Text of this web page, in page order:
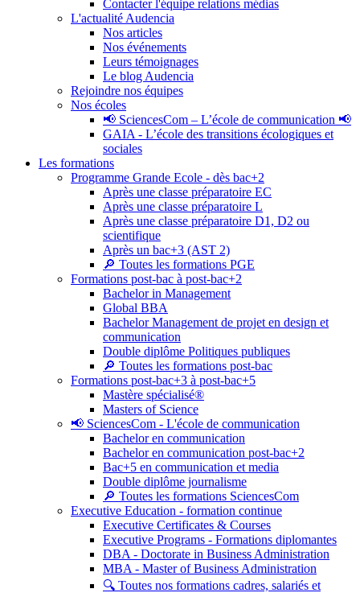
Contacter l'équipe relations médias
L'actualité Audencia
Nos articles
Nos événements
Leurs témoignages
Le blog Audencia
Rejoindre nos équipes
Nos écoles
📢 SciencesCom – L’école de communication 📢
GAIA - L’école des transitions écologiques et
sociales
Les formations
Programme Grande Ecole - dès bac+2
Après une classe préparatoire EC
Après une classe préparatoire L
Après une classe préparatoire D1, D2 ou
scientifique
Après un bac+3 (AST 2)
🔎 Toutes les formations PGE
Formations post-bac à post-bac+2
Bachelor in Management
Global BBA
Bachelor Management de projet en design et
communication
Double diplôme Politiques publiques
🔎 Toutes les formations post-bac
Formations post-bac+3 à post-bac+5
Mastère spécialisé®
Masters of Science
📢 SciencesCom - L'école de communication
Bachelor en communication
Bachelor en communication post-bac+2
Bac+5 en communication et media
Double diplôme journalisme
🔎 Toutes les formations SciencesCom
Executive Education - formation continue
Executive Certificates & Courses
Executive Programs - Formations diplomantes
DBA - Doctorate in Business Administration
MBA - Master of Business Administration
🔍 Toutes nos formations cadres, salariés et